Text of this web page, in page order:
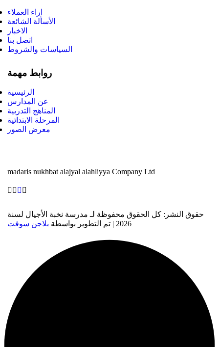
اراء العملاء
الأسألة الشائعة
الاخبار
اتصل بنا
السياسات والشروط
روابط مهمة
الرئيسية
عن المدارس
المناهج التدربية
المرحلة الابتدائية
معرض الصور
madaris nukhbat alajyal alahliyya Company Ltd
حقوق النشر: كل الحقوق محفوظة لـ مدرسة نخبة الأجيال لسنة
2026 | تم التطوير بواسطة
بلاجن سوفت